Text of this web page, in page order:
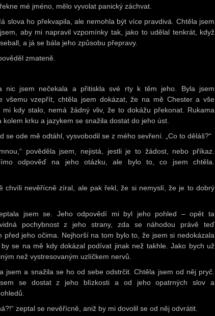
mé jméno, mělo vyvolat panický záchvat.
slova ho překvapila, ale nemohla být více pravdivá. Chtěla jsem
aby mi napravil vzpomínky tak, jako to udělal tenkrát, když
a já se bála jeho způsobu přepravy.
zmateně.
nic jsem nečekala a přitiskla své rty k těm jeho. Byla jsem
všemu vzepřít, chtěla jsem dokázat, že na mě Chester a vše
kdy stalo, nemá žádný vliv, že to dokážu překonat. Rukama
kolem krku a jazykem se snažila dostat do jeho úst.
se ode mě odtáhl, vysvobodil se z mého sevření. „Co to děláš?“
pověděla jsem, nejistá, jestli je to žádost, nebo příkaz.
odpověď na jeho otázku, ale bylo to, co jsem chtěla.
chvíli nevěřícně zíral, ale pak řekl, že si nemyslí, že je to dobrý
jsem se. Jeho odpovědí mi byl jeho pohled – opět ta
pochybnost z jeho strany, zda se náhodou právě teď
před jeho očima. Nejhorší na tom bylo to, že jsem si nedokázala
by se na mě kdy dokázal podívat jinak než takhle. Jako bych už
než vystresovaným uzlíčkem nervů.
jsem a snažila se ho od sebe odstrčit. Chtěla jsem od něj pryč.
jsem se dostat z jeho blízkosti a od jeho opatrných slov a
zeptal se nevěřícně, aniž by mi dovolil se od něj odvrátit.